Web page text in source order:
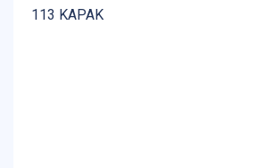
113 KAPAK